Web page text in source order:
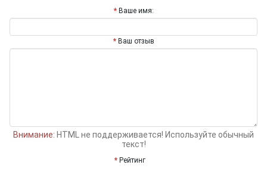
Ваше имя:
Ваш отзыв
Внимание: HTML не поддерживается! Используйте обычный
текст!
Рейтинг